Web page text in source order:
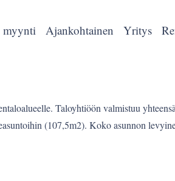
myynti Ajankohtainen Yritys
Taloyhtiöön valmistuu
(107,5m2). Koko asunnon